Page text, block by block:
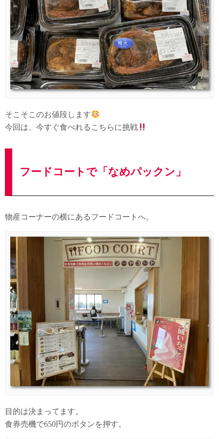
そこそこのお値段します
今回は、今すぐ食べれるこちらに挑戦
フードコートで「なめパックン」
物産コーナーの横にあるフードコートへ。
目的は決まってます。
食券売機で650円のボタンを押す。